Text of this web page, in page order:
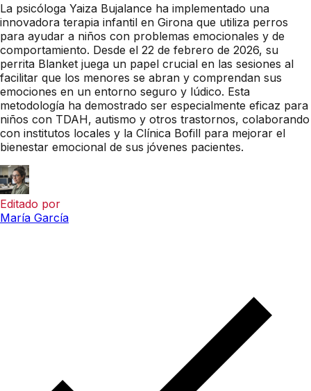
La psicóloga Yaiza Bujalance ha implementado una
innovadora terapia infantil en Girona que utiliza perros
para ayudar a niños con problemas emocionales y de
comportamiento. Desde el 22 de febrero de 2026, su
perrita Blanket juega un papel crucial en las sesiones al
facilitar que los menores se abran y comprendan sus
emociones en un entorno seguro y lúdico. Esta
metodología ha demostrado ser especialmente eficaz para
niños con TDAH, autismo y otros trastornos, colaborando
con institutos locales y la Clínica Bofill para mejorar el
bienestar emocional de sus jóvenes pacientes.
Editado por
María García